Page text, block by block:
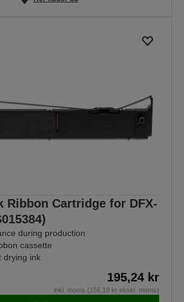
Ribbon Cartridge for DFX-
during production
cassette
drying ink
195,24 kr
inkl. moms (156,19 kr ekskl. moms)